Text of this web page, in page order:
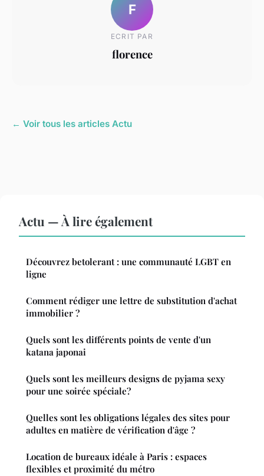
F
ECRIT PAR
florence
← Voir tous les articles Actu
Actu — À lire également
Découvrez betolerant : une communauté LGBT en
ligne
Comment rédiger une lettre de substitution d'achat
immobilier ?
Quels sont les différents points de vente d'un
katana japonai
Quels sont les meilleurs designs de pyjama sexy
pour une soirée spéciale?
Quelles sont les obligations légales des sites pour
adultes en matière de vérification d'âge ?
Location de bureaux idéale à Paris : espaces
flexibles et proximité du métro